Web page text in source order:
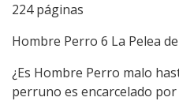
224 páginas
Hombre Perro 6 La Pelea
¿Es Hombre Perro malo
perruno es encarcelado